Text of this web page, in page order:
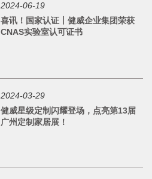
2024-06-19
喜讯！国家认证丨健威企业集团荣获
CNAS实验室认可证书
2024-03-29
健威星级定制闪耀登场，点亮第13届
广州定制家居展！